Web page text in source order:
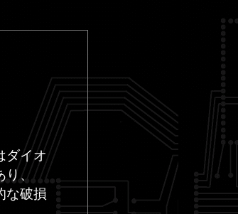
ダイオ
り、
な破損